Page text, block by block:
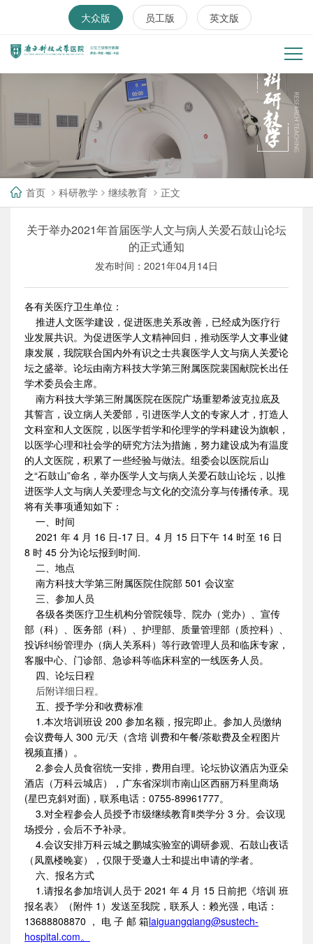
大众版 员工版 英文版
首页 科研教学 继续教育 正文
关于举办2021年首届医学人文与病人关爱石鼓山论坛
的正式通知
发布时间：2021年04月14日
各有关医疗卫生单位：
推进人文医学建设，促进医患关系改善，已经成为医疗行
业发展共识。为促进医学人文精神回归，推动医学人文事业健
康发展，我院联合国内外有识之士共襄医学人文与病人关爱论
坛之盛举。论坛由南方科技大学第三附属医院裴国献院长出任
学术委员会主席。
南方科技大学第三附属医院在医院广场重塑希波克拉底及
其誓言，设立病人关爱部，引进医学人文的专家人才，打造人
文科室和人文医院，以医学哲学和伦理学的学科建设为旗帜，
以医学心理和社会学的研究方法为措施，努力建设成为有温度
的人文医院，积累了一些经验与做法。组委会以医院后山
之“石鼓山”命名，举办医学人文与病人关爱石鼓山论坛，以推
进医学人文与病人关爱理念与文化的交流分享与传播传承。现
将有关事项通知如下：
一、时间
2021 年 4 月 16 日-17 日。4 月 15 日下午 14 时至 16 日
8 时 45 分为论坛报到时间.
二、地点
南方科技大学第三附属医院住院部 501 会议室
三、参加人员
各级各类医疗卫生机构分管院领导、院办（党办）、宣传
部（科）、医务部（科）、护理部、质量管理部（质控科）、
投诉纠纷管理办（病人关系科）等行政管理人员和临床专家，
客服中心、门诊部、急诊科等临床科室的一线医务人员。
四、论坛日程
后附详细日程。
五、授予学分和收费标准
1.本次培训班设 200 参加名额，报完即止。参加人员缴纳
会议费每人 300 元/天（含培 训费和午餐/茶歇费及全程图片
视频直播）。
2.参会人员食宿统一安排，费用自理。论坛协议酒店为亚朵
酒店（万科云城店），广东省深圳市南山区西丽万科里商场
(星巴克斜对面)，联系电话：0755-89961777。
3.对全程参会人员授予市级继续教育Ⅱ类学分 3 分。会议现
场授分，会后不予补录。
4.会议安排万科云城之鹏城实验室的调研参观、石鼓山夜话
（凤凰楼晚宴），仅限于受邀人士和提出申请的学者。
六、报名方式
1.请报名参加培训人员于 2021 年 4 月 15 日前把《培训 班
报名表》（附件 1）发送至我院，联系人：赖光强，电话：
13688808870 ， 电 子 邮 箱laiguangqiang@sustech-
hospital.com。